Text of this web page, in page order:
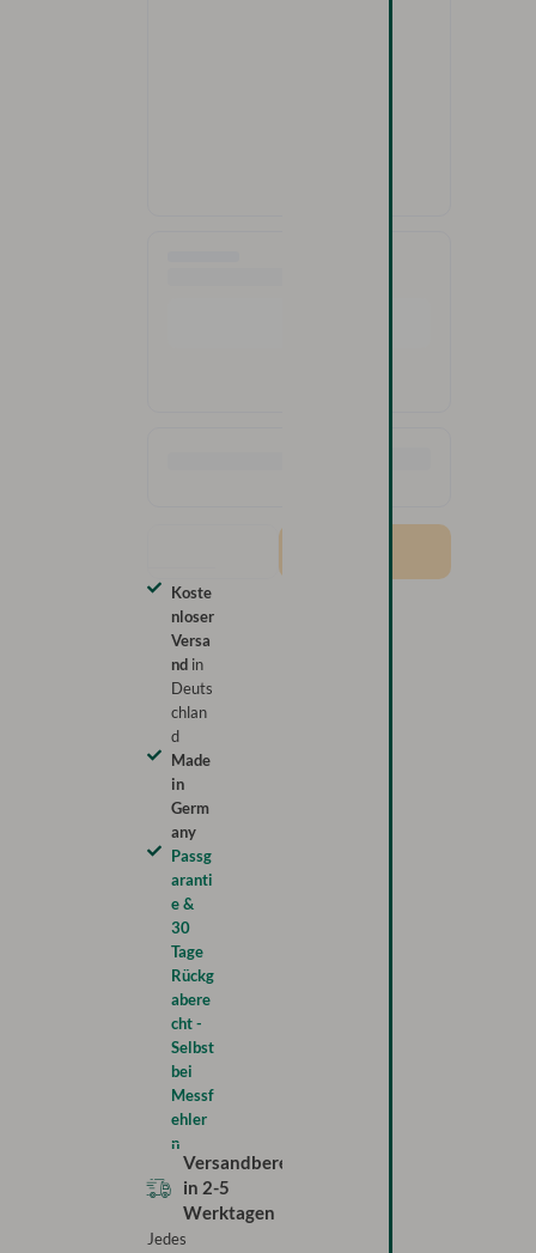
Koste
nloser
Versa
nd in
Deuts
chlan
d
Made
in
Germ
any
Passg
aranti
e &
30
Tage
Rückg
abere
cht -
Selbst
bei
Messf
ehler
n
Versandbereit
in 2-5
Werktagen
Jedes